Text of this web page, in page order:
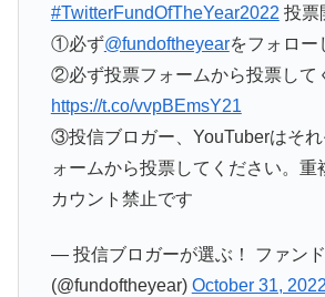
#TwitterFundOfTheYear2022 投票
①必ず@fundoftheyearをフォロー
②必ず投票フォームから投票して
https://t.co/vvpBEmsY21
③投信ブロガー、YouTuberはそれ
ォームから投票してください。重
カウント禁止です
— 投信ブロガーが選ぶ！ ファン
(@fundoftheyear) October 31, 2022